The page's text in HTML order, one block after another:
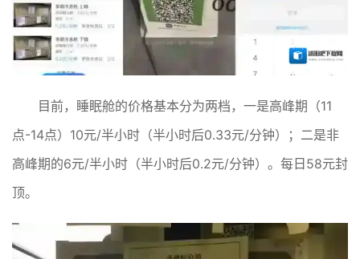
目前，睡眠舱的价格基本分为两档，一是高峰期（11
点-14点）10元/半小时（半小时后0.33元/分钟）；二是非
高峰期的6元/半小时（半小时后0.2元/分钟）。每日58元封
顶。